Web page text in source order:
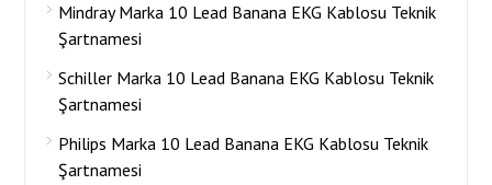
Mindray Marka 10 Lead Banana EKG Kablosu Teknik
Şartnamesi
Schiller Marka 10 Lead Banana EKG Kablosu Teknik
Şartnamesi
Philips Marka 10 Lead Banana EKG Kablosu Teknik
Şartnamesi